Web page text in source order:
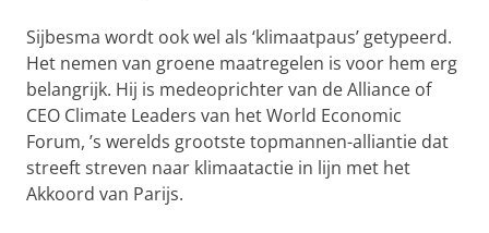
Sijbesma wordt ook wel als ‘klimaatpaus’ getypeerd.
Het nemen van groene maatregelen is voor hem erg
belangrijk. Hij is medeoprichter van de Alliance of
CEO Climate Leaders van het World Economic
Forum, ’s werelds grootste topmannen-alliantie dat
streeft streven naar klimaatactie in lijn met het
Akkoord van Parijs.